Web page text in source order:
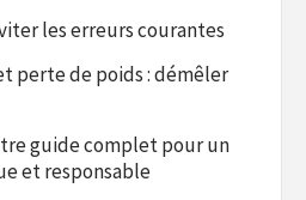
les erreurs courantes
perte de poids : démêler
guide complet pour un
et responsable